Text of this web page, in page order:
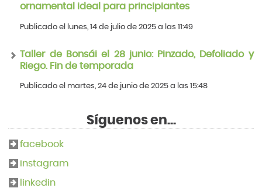
ornamental ideal para principiantes
Publicado el lunes, 14 de julio de 2025 a las 11:49
Taller de Bonsái el 28 junio: Pinzado, Defoliado y
Riego. Fin de temporada
Publicado el martes, 24 de junio de 2025 a las 15:48
Síguenos en...
facebook
instagram
linkedin